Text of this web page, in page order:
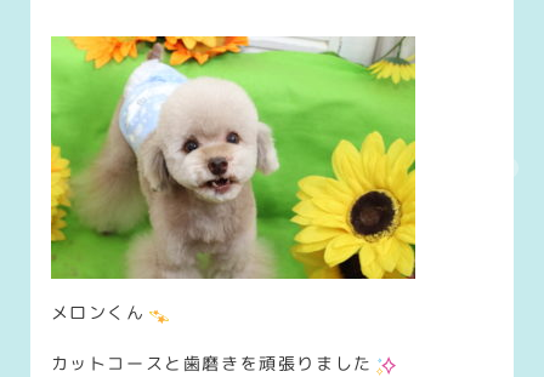
メロンくん
カットコースと歯磨きを頑張りました